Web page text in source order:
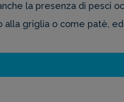
la presenza di pesci
griglia o come patè,